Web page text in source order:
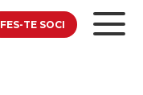
FES-TE SOCI